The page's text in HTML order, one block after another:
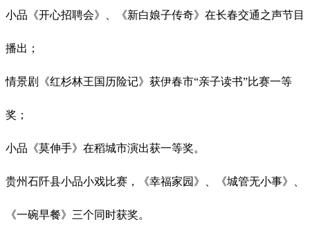
小品《开心招聘会》、《新白娘子传奇》在长春交通之声节目
播出；
情景剧《红杉林王国历险记》获伊春市“亲子读书”比赛一等
奖；
小品《莫伸手》在稻城市演出获一等奖。
贵州石阡县小品小戏比赛，《幸福家园》、《城管无小事》、
《一碗早餐》三个同时获奖。